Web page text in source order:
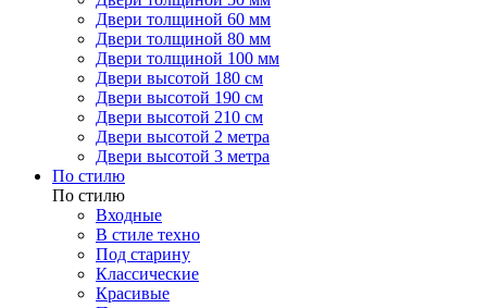
Двери толщиной 60 мм
Двери толщиной 80 мм
Двери толщиной 100 мм
Двери высотой 180 см
Двери высотой 190 см
Двери высотой 210 см
Двери высотой 2 метра
Двери высотой 3 метра
По стилю
По стилю
Входные
В стиле техно
Под старину
Классические
Красивые